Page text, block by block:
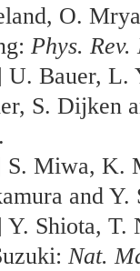
O.
Phys. Rev.
U. Bauer, L.
S. Dijken
S. Miwa, K.
and
Y. Shiota, T.
Nat.